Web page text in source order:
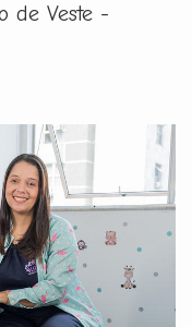
de Veste -